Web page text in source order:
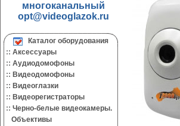
многоканальный
opt@videoglazok.ru
Каталог оборудования
:: Аксессуары
:: Аудиодомофоны
:: Видеодомофоны
:: Видеоглазки
:: Видеорегистраторы
:: Черно-белые видеокамеры.
Объективы